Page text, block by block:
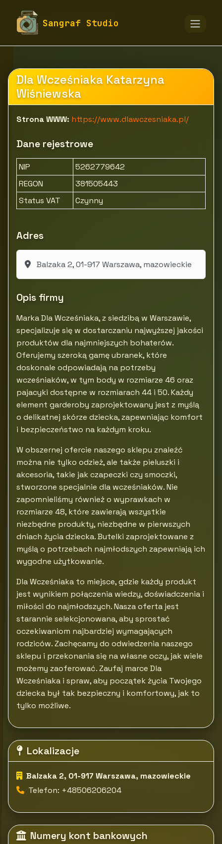
Sangraf Studio
fototapety-sangraf.pl
Odzież
Dla Wcześniaka
Dla Wcześniaka Katarzyna
Wiśniewska
Strona WWW: https://www.dlawczesniaka.pl/
Dane rejestrowe
NIP
5262779642
REGON
381505443
Status VAT
Czynny
Adres
Balzaka 2, 01-917 Warszawa, mazowieckie
Opis firmy
Marka Dla Wcześniaka, z siedzibą w Warszawie,
specjalizuje się w dostarczaniu najwyższej jakości
produktów dla najmniejszych bohaterów.
Oferujemy szeroką gamę ubranek, które
doskonale odpowiadają na potrzeby
wcześniaków, w tym body w rozmiarze 46 oraz
pajacyki dostępne w rozmiarach 44 i 50. Każdy
element garderoby zaprojektowany jest z myślą
o delikatnej skórze dziecka, zapewniając komfort
i bezpieczeństwo na każdym kroku.
W obszernej ofercie naszego sklepu znaleźć
można nie tylko odzież, ale także pieluszki i
akcesoria, takie jak czapeczki czy smoczki,
stworzone specjalnie dla wcześniaków. Nie
zapomnieliśmy również o wyprawkach w
rozmiarze 48, które zawierają wszystkie
niezbędne produkty, niezbędne w pierwszych
dniach życia dziecka. Butelki zaprojektowane z
myślą o potrzebach najmłodszych zapewniają ich
wygodne użytkowanie.
Dla Wcześniaka to miejsce, gdzie każdy produkt
jest wynikiem połączenia wiedzy, doświadczenia i
miłości do najmłodszych. Nasza oferta jest
starannie selekcjonowana, aby sprostać
oczekiwaniom najbardziej wymagających
rodziców. Zachęcamy do odwiedzenia naszego
sklepu i przekonania się na własne oczy, jak wiele
możemy zaoferować. Zaufaj marce Dla
Wcześniaka i spraw, aby początek życia Twojego
dziecka był tak bezpieczny i komfortowy, jak to
tylko możliwe.
Lokalizacje
Balzaka 2, 01-917 Warszawa, mazowieckie
Telefon: +48506206204
Numery kont bankowych